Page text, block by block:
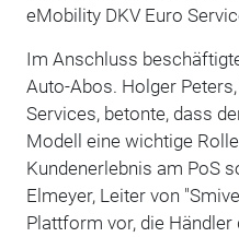
eMobility DKV Euro
Im Anschluss
Auto-Abos. Holger
Services, betonte, dass
Modell eine wichtige
Kundenerlebnis am PoS
Elmeyer, Leiter von
Plattform vor, die